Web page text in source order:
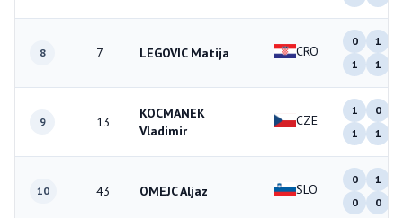
8 7 LEGOVIC Matija CRO
0
1
1
1
9 13
KOCMANEK
Vladimir
CZE
1
0
1
1
10 43 OMEJC Aljaz SLO
0
1
0
0